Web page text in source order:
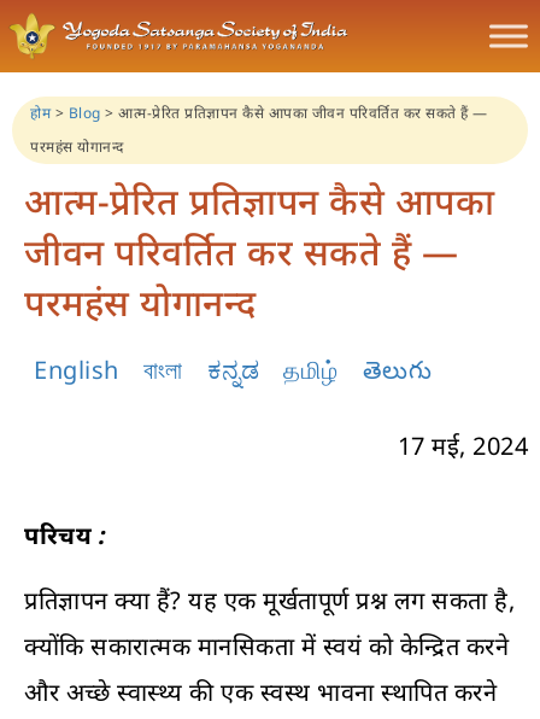
होम> Blog > आत्म-प्रेरित प्रतिज्ञापन कैसे आपका जीवन परिवर्तित कर सकते हैं —
परमहंस योगानन्द
आत्म-प्रेरित प्रतिज्ञापन कैसे आपका
जीवन परिवर्तित कर सकते हैं —
परमहंस योगानन्द
English বাংলা ಕನ್ನಡ தமிழ் తెలుగు
17 मई, 2024
परिचय :
प्रतिज्ञापन क्या हैं? यह एक मूर्खतापूर्ण प्रश्न लग सकता है,
क्योंकि सकारात्मक मानसिकता में स्वयं को केन्द्रित करने
और अच्छे स्वास्थ्य की एक स्वस्थ भावना स्थापित करने